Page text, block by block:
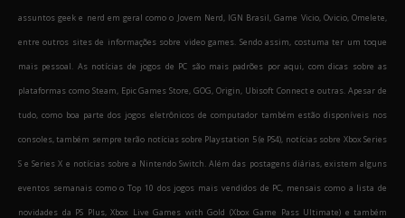
assuntos geek e nerd em geral como o Jovem Nerd, IGN Brasil, Game Vicio, Ovicio, Omelete,
entre outros sites de informações sobre video games. Sendo assim, costuma ter um toque
mais pessoal. As notícias de jogos de PC são mais padrões por aqui, com dicas sobre as
plataformas como Steam, Epic Games Store, GOG, Origin, Ubisoft Connect e outras. Apesar de
tudo, como boa parte dos jogos eletrônicos de computador também estão disponíveis nos
consoles, também sempre terão notícias sobre Playstation 5 (e PS4), notícias sobre Xbox Series
S e Series X e notícias sobre a Nintendo Switch. Além das postagens diárias, existem alguns
eventos semanais como o Top 10 dos jogos mais vendidos de PC, mensais como a lista de
novidades da PS Plus, Xbox Live Games with Gold (Xbox Game Pass Ultimate) e também